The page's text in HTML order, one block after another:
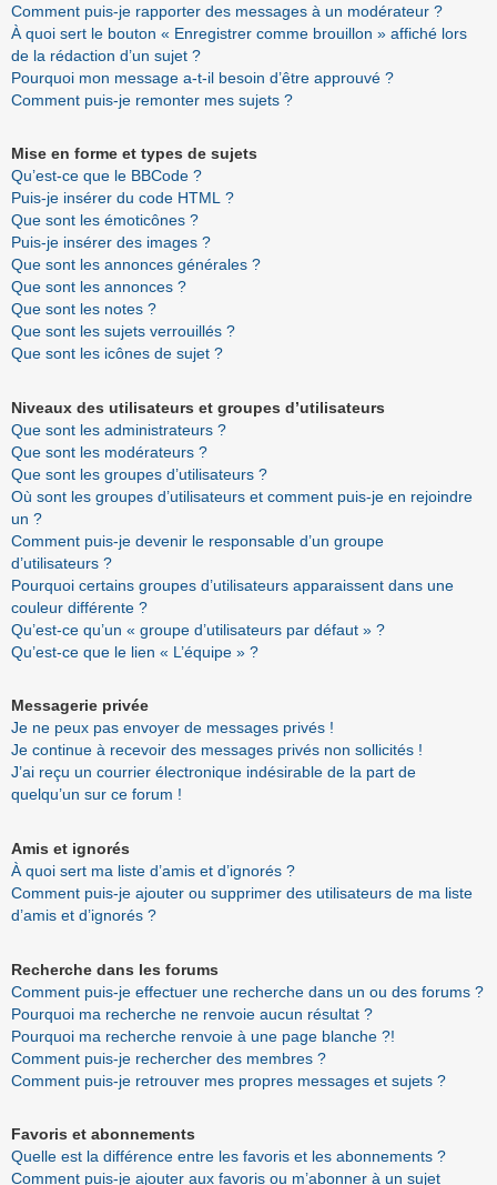
Comment puis-je rapporter des messages à un modérateur ?
À quoi sert le bouton « Enregistrer comme brouillon » affiché lors
de la rédaction d’un sujet ?
Pourquoi mon message a-t-il besoin d’être approuvé ?
Comment puis-je remonter mes sujets ?
Mise en forme et types de sujets
Qu’est-ce que le BBCode ?
Puis-je insérer du code HTML ?
Que sont les émoticônes ?
Puis-je insérer des images ?
Que sont les annonces générales ?
Que sont les annonces ?
Que sont les notes ?
Que sont les sujets verrouillés ?
Que sont les icônes de sujet ?
Niveaux des utilisateurs et groupes d’utilisateurs
Que sont les administrateurs ?
Que sont les modérateurs ?
Que sont les groupes d’utilisateurs ?
Où sont les groupes d’utilisateurs et comment puis-je en rejoindre
un ?
Comment puis-je devenir le responsable d’un groupe
d’utilisateurs ?
Pourquoi certains groupes d’utilisateurs apparaissent dans une
couleur différente ?
Qu’est-ce qu’un « groupe d’utilisateurs par défaut » ?
Qu’est-ce que le lien « L’équipe » ?
Messagerie privée
Je ne peux pas envoyer de messages privés !
Je continue à recevoir des messages privés non sollicités !
J’ai reçu un courrier électronique indésirable de la part de
quelqu’un sur ce forum !
Amis et ignorés
À quoi sert ma liste d’amis et d’ignorés ?
Comment puis-je ajouter ou supprimer des utilisateurs de ma liste
d’amis et d’ignorés ?
Recherche dans les forums
Comment puis-je effectuer une recherche dans un ou des forums ?
Pourquoi ma recherche ne renvoie aucun résultat ?
Pourquoi ma recherche renvoie à une page blanche ?!
Comment puis-je rechercher des membres ?
Comment puis-je retrouver mes propres messages et sujets ?
Favoris et abonnements
Quelle est la différence entre les favoris et les abonnements ?
Comment puis-je ajouter aux favoris ou m’abonner à un sujet